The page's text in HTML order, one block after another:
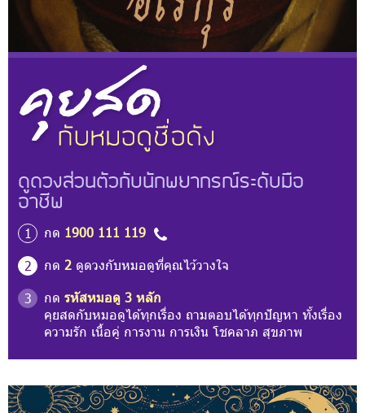
ดูดวงส่วนตัวกับนักพยากรณ์ระดับมือ
อาชีพ
1 กด 1900 111 119
2
กด 2 ดูดวงกับหมอดูที่คุณไว้วางใจ
3
กด รหัสหมอดู 3 หลัก
คุยสดกับหมอดูได้ทุกเรื่อง ถามตอบได้ทุกปัญหา ทั้งเรื่อง
ความรัก เนื้อคู่ การงาน การเงิน โชคลาภ สุขภาพ